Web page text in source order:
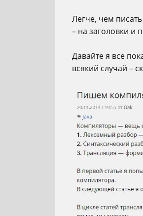
Легче, чем
– на заголовки и
Давайте я все
всякий случай –